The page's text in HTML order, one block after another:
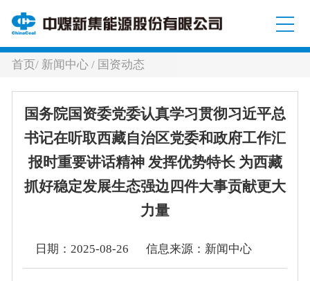
首页/ 新闻中心/ 国资动态
国务院国资委党委认真学习贯彻习近平总
书记在听取西藏自治区党委和政府工作汇
报时重要讲话精神 发挥优势特长 为西藏
抓好稳定发展生态强边四件大事贡献更大
力量
日期：2025-08-26 信息来源：新闻中心